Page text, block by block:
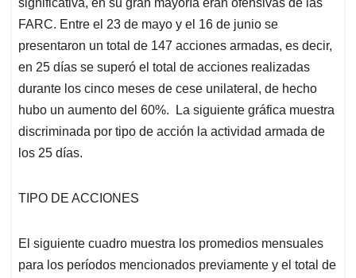
significativa, en su gran mayoría eran ofensivas de las
FARC. Entre el 23 de mayo y el 16 de junio se
presentaron un total de 147 acciones armadas, es decir,
en 25 días se superó el total de acciones realizadas
durante los cinco meses de cese unilateral, de hecho
hubo un aumento del 60%. La siguiente gráfica muestra
discriminada por tipo de acción la actividad armada de
los 25 días.
TIPO DE ACCIONES
El siguiente cuadro muestra los promedios mensuales
para los períodos mencionados previamente y el total de